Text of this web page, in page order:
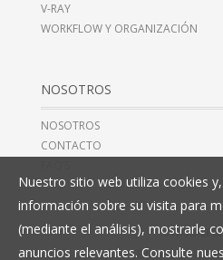
V-RAY
WORKFLOW Y ORGANIZACIÓN
NOSOTROS
NOSOTROS
CONTACTO
AVISO
TÉRMINOS Y
Nuestro sitio web utiliza cookies
información sobre su visita para
(mediante el análisis), mostrarle
anuncios relevantes. Consulte